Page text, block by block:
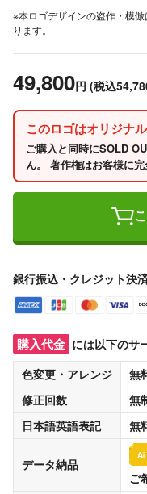
※本ロゴデザインの盗作・模
ります。
49,800円 (税込
このロゴはオリジナ
ご購入と同時にSOLD
ん。 著作権はお客様に完
銀行振込・クレジット決
購入代金 には以下のサ
色変更・アレンジ
無
修正回数
無
日本語英語表記
無
データ納品
ご